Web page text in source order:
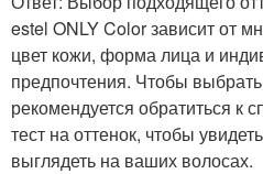
estel ONLY Color зависит от
цвет кожи, форма лица и
предпочтения. Чтобы
рекомендуется обратиться к
тест на оттенок, чтобы
выглядеть на ваших волосах.